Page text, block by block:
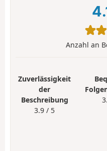
Anzahl an
Zuverlässigkeit
der
Beschreibung
3.9 / 5